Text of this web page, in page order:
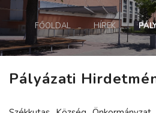
FŐOLDAL HÍREK
Pályázati